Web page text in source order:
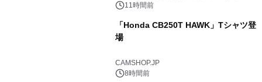
11時間前
「Honda CB250T HAWK」Tシャツ登
場
CAMSHOP.JP
8時間前